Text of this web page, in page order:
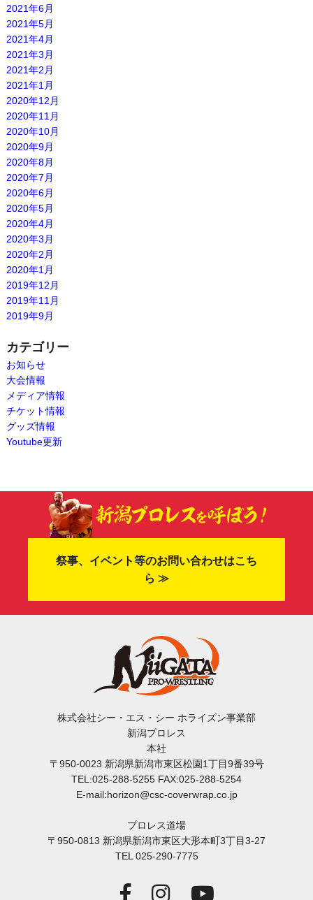
2021年6月
2021年5月
2021年4月
2021年3月
2021年2月
2021年1月
2020年12月
2020年11月
2020年10月
2020年9月
2020年8月
2020年7月
2020年6月
2020年5月
2020年4月
2020年3月
2020年2月
2020年1月
2019年12月
2019年11月
2019年9月
カテゴリー
お知らせ
大会情報
メディア情報
チケット情報
グッズ情報
Youtube更新
祭事、イベント等のお問い合わせはこち
ら ≫
株式会社シー・エス・シー ホライズン事業部
新潟プロレス
本社
〒950-0023 新潟県新潟市東区松園1丁目9番39号
TEL:025-288-5255 FAX:025-288-5254
E-mail:horizon@csc-coverwrap.co.jp
プロレス道場
〒950-0813 新潟県新潟市東区大形本町3丁目3-27
TEL 025-290-7775